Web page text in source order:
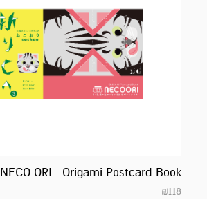
NECO ORI | Origami Postcard Book
₪118